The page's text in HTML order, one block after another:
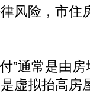
风险，市住
”通常是由
虚拟抬高房